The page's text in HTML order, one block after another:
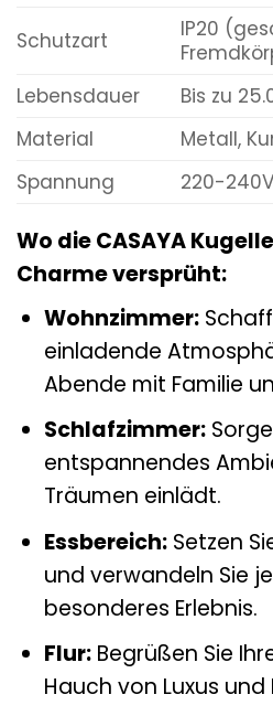
Schutzart
IP20
Lebensdauer
Bis zu
Material
Metall,
Spannung
220-240V
Wo die CASAYA
Charme versprüht:
Wohnzimmer:
einladende
Abende mit Familie
Schlafzimmer:
entspannendes
Träumen einlädt.
Essbereich:Setzen
und verwandeln Sie
besonderes Erlebnis.
Flur:Begrüßen Sie
Hauch von Luxus und